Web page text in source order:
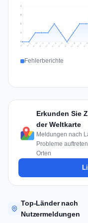
1
2
3
4
Jul 8 Jul 9 Jul 10 Jul 11 Jul 12 Jul 13 Jul 14 Jul 15 Jul 16 Jul 17 Jul 18
Fehlerberichte
Erkunden Sie
der Weltkarte
Meldungen nach
Probleme
Orten
Top-Länder nach
Nutzermeldungen